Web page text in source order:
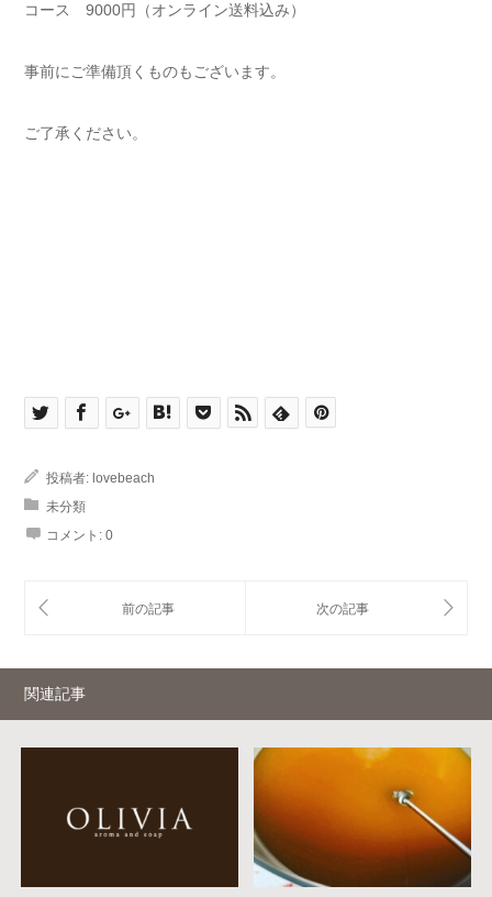
コース 9000円（オンライン送料込み）
事前にご準備頂くものもございます。
ご了承ください。
投稿者: lovebeach
未分類
コメント: 0
関連記事